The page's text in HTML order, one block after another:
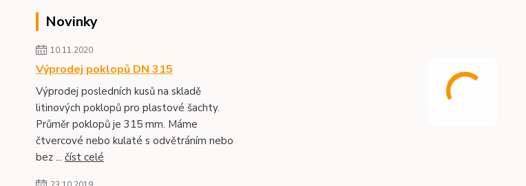
Novinky
10.11.2020
Výprodej poklopů DN 315
Výprodej posledních kusů na skladě
litinových poklopů pro plastové šachty.
Průměr poklopů je 315 mm. Máme
čtvercové nebo kulaté s odvětráním nebo
bez ... číst celé